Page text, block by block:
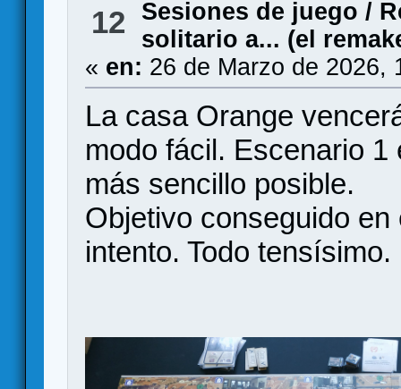
12 Sesiones de juego /
solitario a... (el
« en: 26 de Marzo de 2026,
La casa Orange
modo fácil. Escenario 1
más sencillo posible.
Objetivo conseguido
intento. Todo tensísimo.